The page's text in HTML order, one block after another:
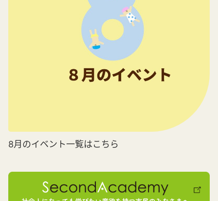
8月のイベント一覧はこちら